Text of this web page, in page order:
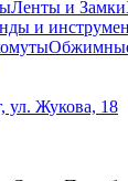
Ленты и Замки
и
ул. Жукова, 18